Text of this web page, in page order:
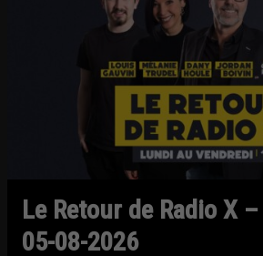
Le Retour de Radio X
05-08-2026